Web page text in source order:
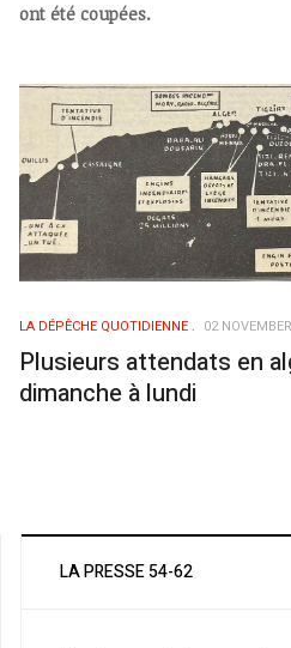
ont été coupées.
LA DÉPÊCHE QUOTIDIENNE 02
Plusieurs attendats en
dimanche à lundi
LA PRESSE 54-62